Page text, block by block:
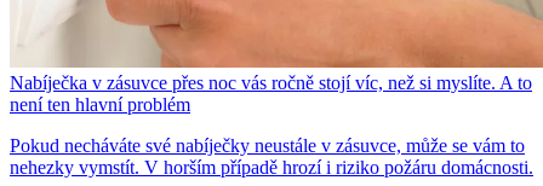
Nabíječka v zásuvce přes noc vás ročně stojí víc, než si myslíte. A to
není ten hlavní problém
Pokud necháváte své nabíječky neustále v zásuvce, může se vám to
nehezky vymstít. V horším případě hrozí i riziko požáru domácnosti.